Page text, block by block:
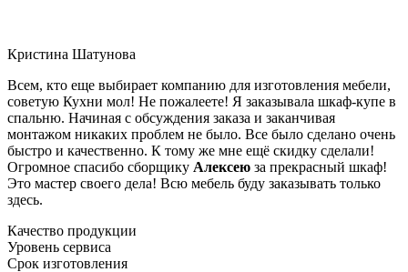
Кристина Шатунова
Всем, кто еще выбирает компанию для изготовления мебели,
советую Кухни мол! Не пожалеете! Я заказывала шкаф-купе в
спальню. Начиная с обсуждения заказа и заканчивая
монтажом никаких проблем не было. Все было сделано очень
быстро и качественно. К тому же мне ещё скидку сделали!
Огромное спасибо сборщику Алексею за прекрасный шкаф!
Это мастер своего дела! Всю мебель буду заказывать только
здесь.
Качество продукции
Уровень сервиса
Срок изготовления